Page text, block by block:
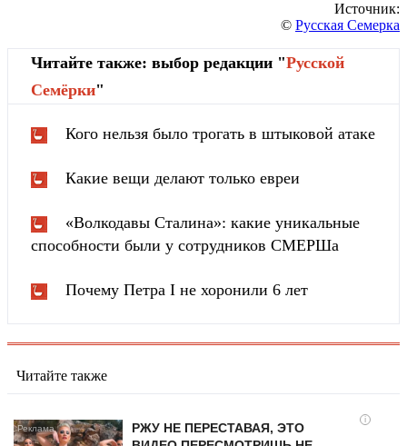
Источник:
© Русская Семерка
Читайте также: выбор редакции "Русской
Cемёрки"
Кого нельзя было трогать в штыковой атаке
Какие вещи делают только евреи
«Волкодавы Сталина»: какие уникальные
способности были у сотрудников СМЕРШа
Почему Петра I не хоронили 6 лет
Читайте также
i
РЖУ НЕ ПЕРЕСТАВАЯ, ЭТО